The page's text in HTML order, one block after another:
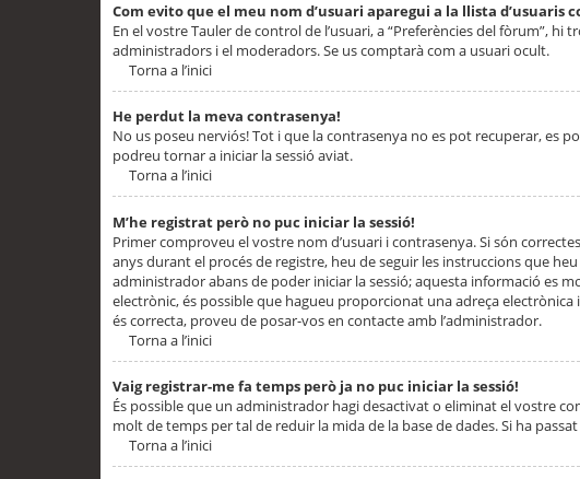
Com evito que el meu nom d’usuari aparegui a la llista d’usuaris
En el vostre Tauler de control de l’usuari, a “Preferències del fòrum”, hi
administradors i el moderadors. Se us comptarà com a usuari ocult.
Torna a l’inici
He perdut la meva contrasenya!
No us poseu nerviós! Tot i que la contrasenya no es pot recuperar, es
podreu tornar a iniciar la sessió aviat.
Torna a l’inici
M’he registrat però no puc iniciar la sessió!
Primer comproveu el vostre nom d’usuari i contrasenya. Si són
anys durant el procés de registre, heu de seguir les instruccions que
administrador abans de poder iniciar la sessió; aquesta informació es
electrònic, és possible que hagueu proporcionat una adreça
és correcta, proveu de posar-vos en contacte amb l’administrador.
Torna a l’inici
Vaig registrar-me fa temps però ja no puc iniciar la sessió!
És possible que un administrador hagi desactivat o eliminat el vostre
molt de temps per tal de reduir la mida de la base de dades. Si ha
Torna a l’inici